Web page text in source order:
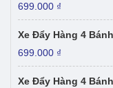
699.000 ₫
Xe Đẩy Hàng 4
699.000 ₫
Xe Đẩy Hàng 4